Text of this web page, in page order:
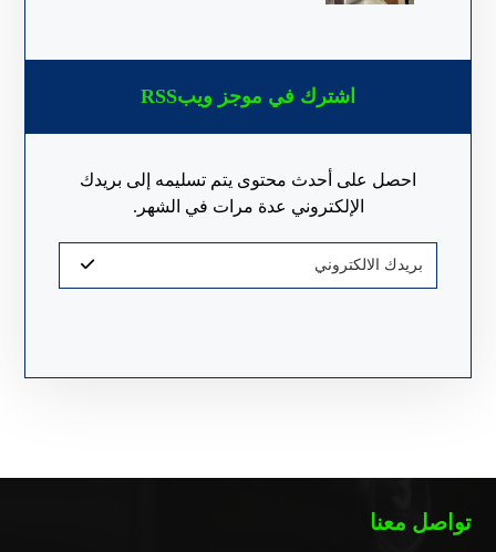
اشترك في موجز ويبRSS
احصل على أحدث محتوى يتم تسليمه إلى بريدك
الإلكتروني عدة مرات في الشهر.
تواصل معنا